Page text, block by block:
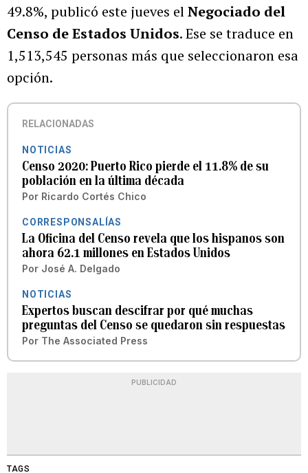
49.8%, publicó este jueves elNegociado del
Censo de Estados Unidos. Ese se traduce en
1,513,545 personas más que seleccionaron esa
opción.
RELACIONADAS
NOTICIAS
Censo 2020: Puerto Rico pierde el 11.8% de su
población en la última década
Por Ricardo Cortés Chico
CORRESPONSALÍAS
La Oficina del Censo revela que los hispanos son
ahora 62.1 millones en Estados Unidos
Por José A. Delgado
NOTICIAS
Expertos buscan descifrar por qué muchas
preguntas del Censo se quedaron sin respuestas
Por The Associated Press
PUBLICIDAD
TAGS